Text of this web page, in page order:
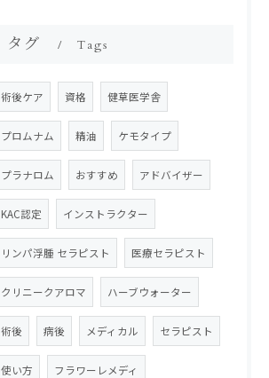
タグ Tags
術後ケア 資格 健草医学舎
プロムナム 精油 ケモタイプ
プラナロム おすすめ アドバイザー
KAC認定 インストラクター
リンパ浮腫 セラピスト 医療セラピスト
クリニークアロマ ハーブウォーター
術後 病後 メディカル セラピスト
使い方 フラワーレメディ